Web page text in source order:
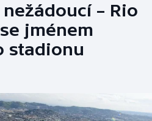
– Rio
jménem
stadionu